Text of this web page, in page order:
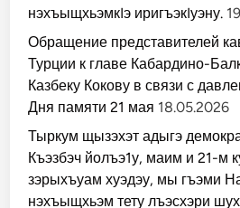
нэхъыщхьэмкIэ иригъэкIуэну.
Обращение представителей
Турции к главе Кабардино-
Казбеку Кокову в связи с
Дня памяти 21 мая 18.05.2026
Тыркум щызэхэт адыгэ
Къэзбэч йолъэ1у, маим и 21-м
зэрыхъуам хуэдэу, мы гъэми
нэхъыщхьэм тету лъэсхэри